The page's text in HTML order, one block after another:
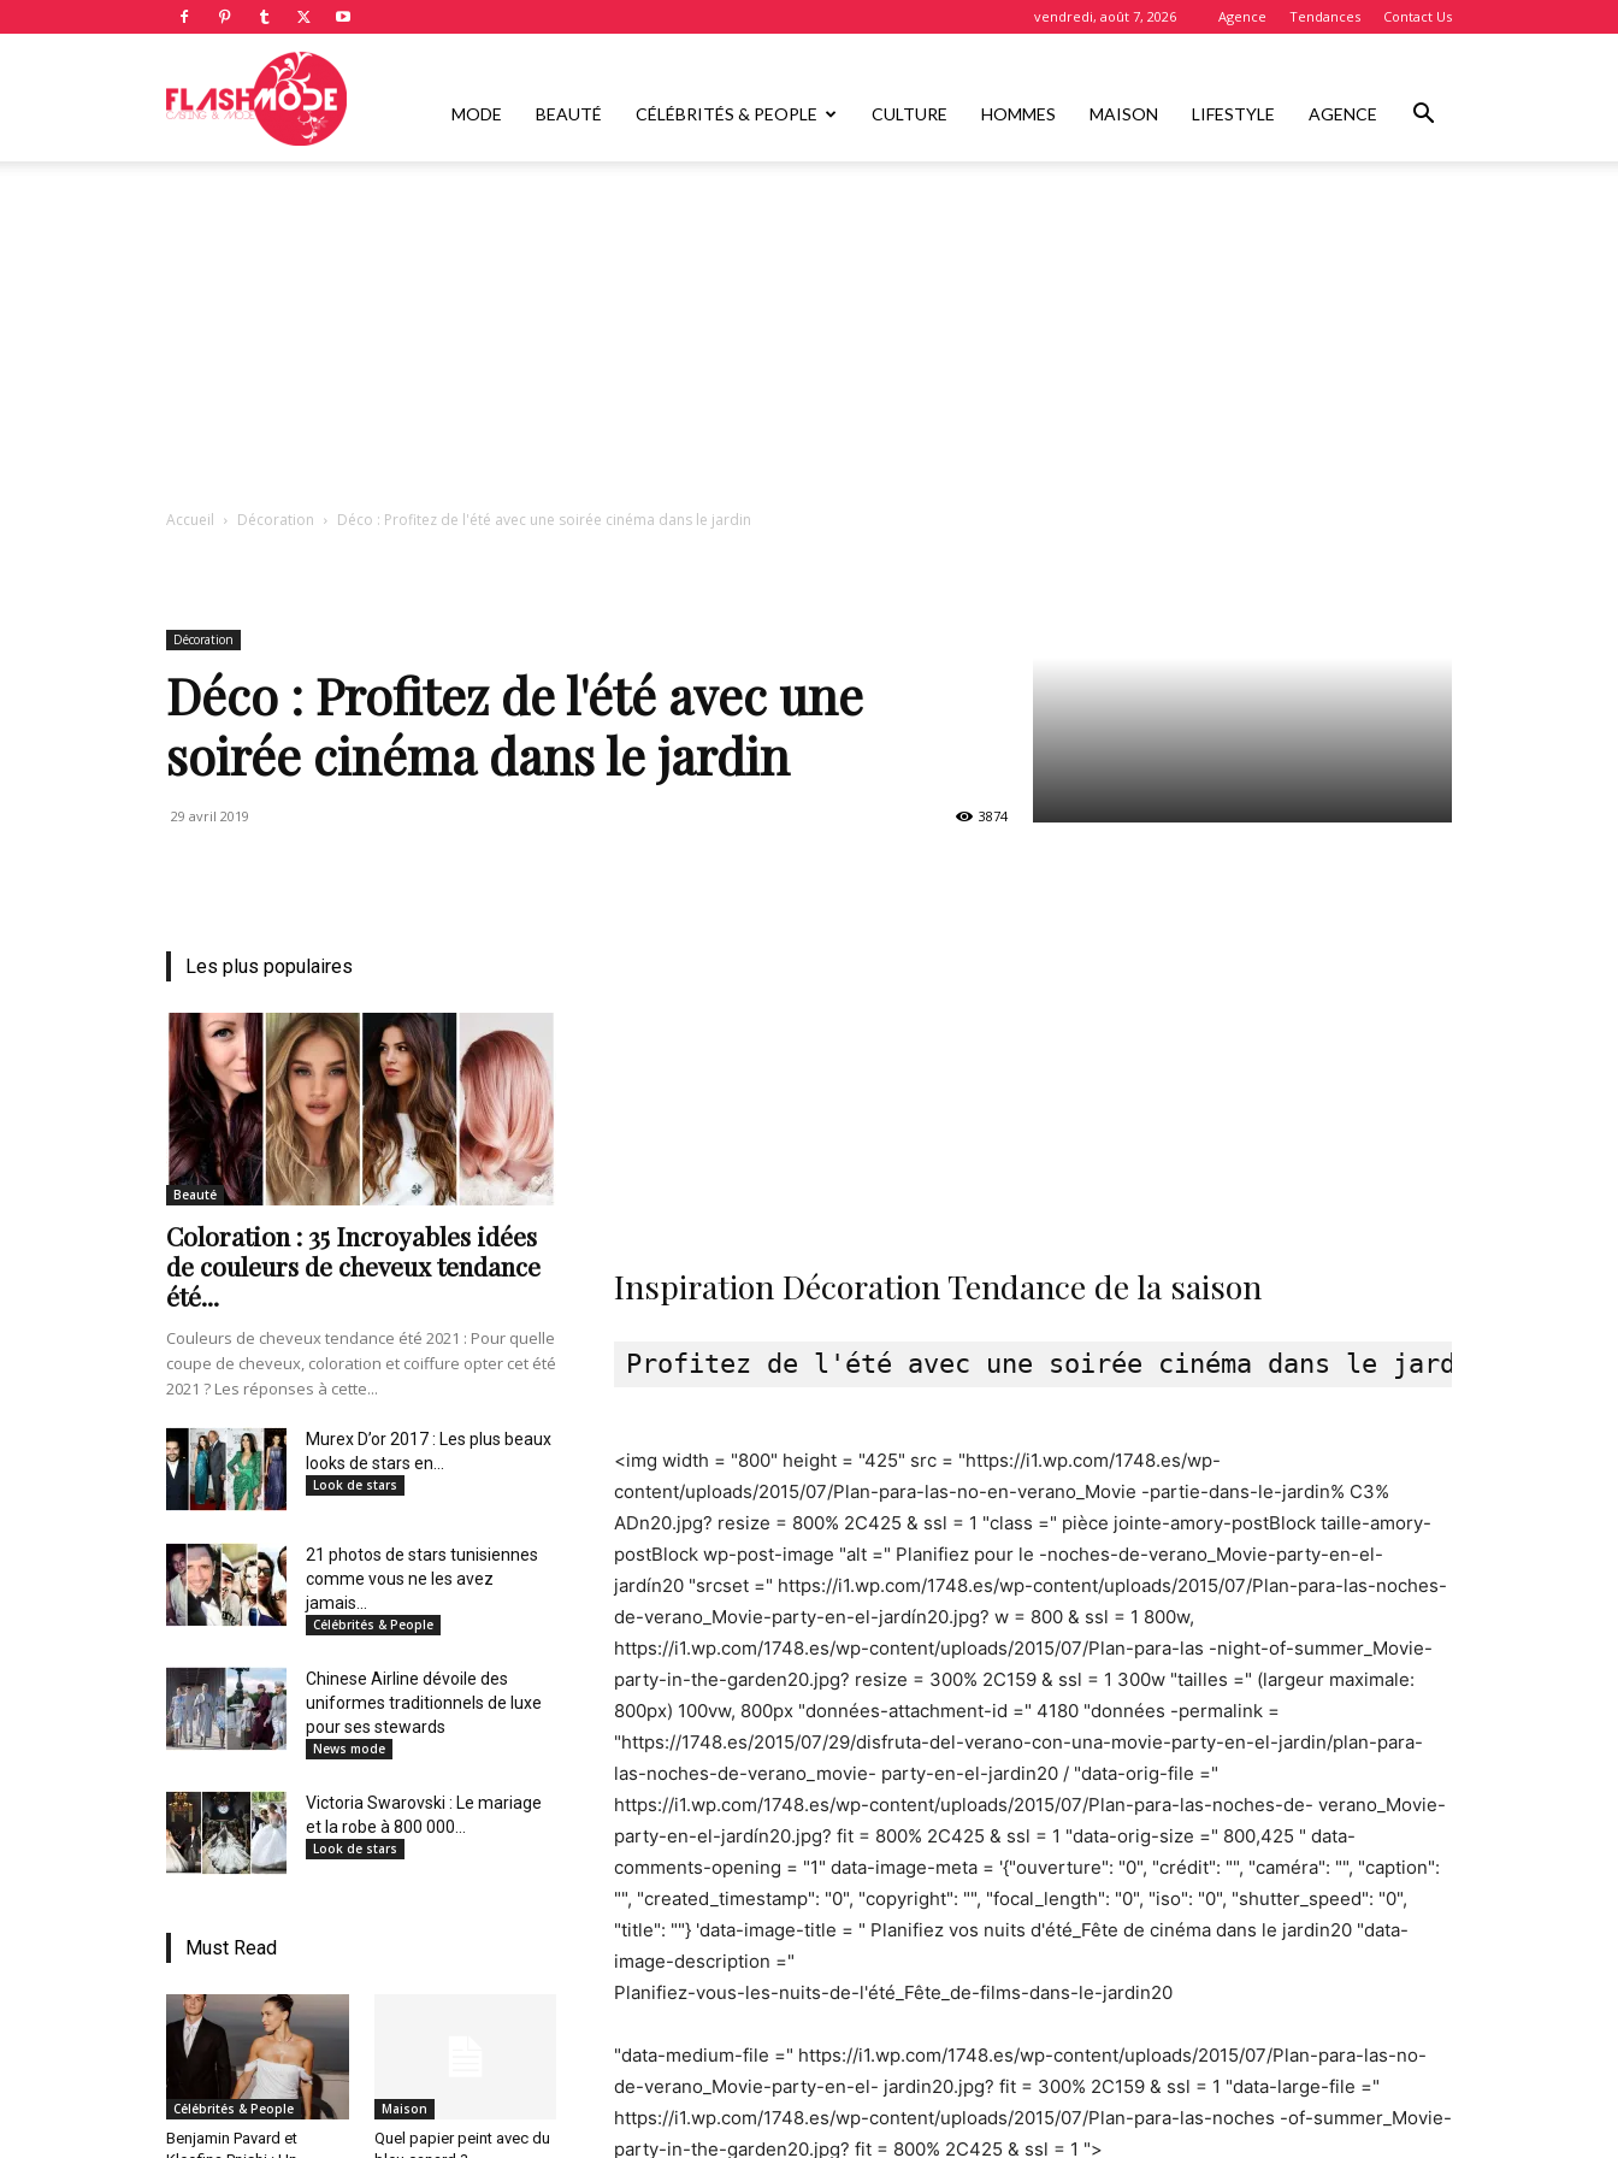
vendredi, août 7, 2026 Agence Tendances Contact Us
Flashmode
mode
de
vie
Numéro
un
en
Tunisie
au
Maghreb
MODE BEAUTÉ CÉLÉBRITÉS & PEOPLE CULTURE HOMMES MAISON LIFESTYLE AGENCE
Accueil Décoration Déco : Profitez de l'été avec une soirée cinéma dans le jardin
Décoration
Déco : Profitez de l'été avec une
soirée cinéma dans le jardin
29 avril 2019 3874
Inspiration Décoration Tendance de la saison
<img width = "800" height = "425" src = "https://i1.wp.com/1748.es/wp-
content/uploads/2015/07/Plan-para-las-no-en-verano_Movie -partie-dans-le-jardin% C3%
ADn20.jpg? resize = 800% 2C425 & ssl = 1 "class =" pièce jointe-amory-postBlock taille-amory-
postBlock wp-post-image "alt =" Planifiez pour le -noches-de-verano_Movie-party-en-el-
jardín20 "srcset =" https://i1.wp.com/1748.es/wp-content/uploads/2015/07/Plan-para-las-noches-
de-verano_Movie-party-en-el-jardín20.jpg? w = 800 & ssl = 1 800w,
https://i1.wp.com/1748.es/wp-content/uploads/2015/07/Plan-para-las -night-of-summer_Movie-
party-in-the-garden20.jpg? resize = 300% 2C159 & ssl = 1 300w "tailles =" (largeur maximale:
800px) 100vw, 800px "données-attachment-id =" 4180 "données -permalink =
"https://1748.es/2015/07/29/disfruta-del-verano-con-una-movie-party-en-el-jardin/plan-para-
las-noches-de-verano_movie- party-en-el-jardin20 / "data-orig-file ="
https://i1.wp.com/1748.es/wp-content/uploads/2015/07/Plan-para-las-noches-de- verano_Movie-
party-en-el-jardín20.jpg? fit = 800% 2C425 & ssl = 1 "data-orig-size =" 800,425 " data-
comments-opening = "1" data-image-meta = '{"ouverture": "0", "crédit": "", "caméra": "", "caption":
"", "created_timestamp": "0", "copyright": "", "focal_length": "0", "iso": "0", "shutter_speed": "0",
"title": ""} 'data-image-title = " Planifiez vos nuits d'été_Fête de cinéma dans le jardin20 "data-
image-description ="
Planifiez-vous-les-nuits-de-l'été_Fête_de-films-dans-le-jardin20
"data-medium-file =" https://i1.wp.com/1748.es/wp-content/uploads/2015/07/Plan-para-las-no-
de-verano_Movie-party-en-el- jardin20.jpg? fit = 300% 2C159 & ssl = 1 "data-large-file ="
https://i1.wp.com/1748.es/wp-content/uploads/2015/07/Plan-para-las-noches -of-summer_Movie-
party-in-the-garden20.jpg? fit = 800% 2C425 & ssl = 1 ">
Les plus populaires
Beauté
Coloration : 35 Incroyables idées
de couleurs de cheveux tendance
été...
Couleurs de cheveux tendance été 2021 : Pour quelle
coupe de cheveux, coloration et coiffure opter cet été
2021 ? Les réponses à cette...
Murex D’or 2017 : Les plus beaux
looks de stars en...
Look de stars
21 photos de stars tunisiennes
comme vous ne les avez
jamais...
Célébrités & People
Chinese Airline dévoile des
uniformes traditionnels de luxe
pour ses stewards
News mode
Victoria Swarovski : Le mariage
et la robe à 800 000...
Look de stars
Must Read
Célébrités & People
Benjamin Pavard et
Maison
Quel papier peint avec du